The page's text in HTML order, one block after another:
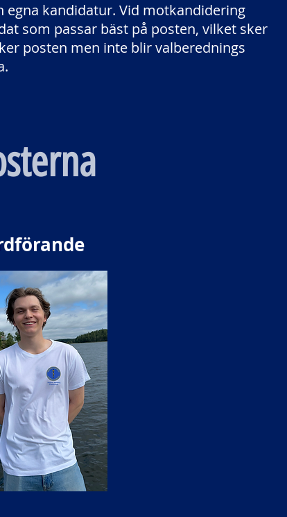
egna kandidatur. Vid motkandidering
som passar bäst på posten, vilket sker
posten men inte blir valberednings